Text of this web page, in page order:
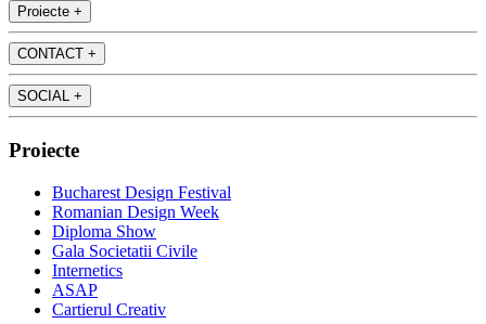
Proiecte +
CONTACT +
SOCIAL +
Proiecte
Bucharest Design Festival
Romanian Design Week
Diploma Show
Gala Societatii Civile
Internetics
ASAP
Cartierul Creativ